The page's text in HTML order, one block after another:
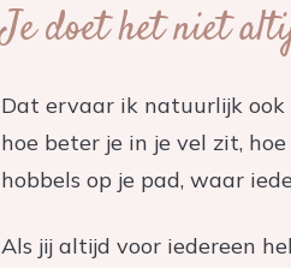
Je doet het niet
Dat ervaar ik natuurlijk ook
hoe beter je in je vel zit,
hobbels op je pad, waar
Als jij altijd voor iedereen